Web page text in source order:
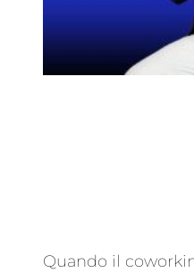
Quando il